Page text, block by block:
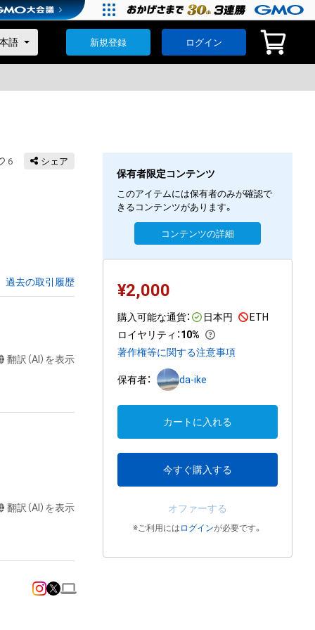
新規登録 ログイン
6 シェア
過去の取引履歴
翻訳（AI）を表示
翻訳（AI）を表示
保有者限定コンテンツ
このアイテムには保有者のみが確認で
きるコンテンツがあります。
コンテンツの詳細
¥2,000
購入可能な通貨： 日本円
ETH
ロイヤリティ ：10%
著作権等に関する注意事項
保有者： da-ike
カートに入れる
今すぐ購入する
オファーする
※ご利用には ログインが必要です。